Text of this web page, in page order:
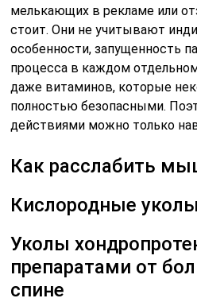
мелькающих в рекламе или
стоит. Они не учитывают
особенности, запущенность
процесса в каждом
даже витаминов, которые
полностью безопасными.
действиями можно только
Как расслабить
Кислородные уколы
Уколы
препаратами от
спине